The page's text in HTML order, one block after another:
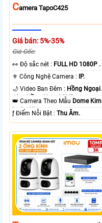
CAmera TapoC425
Giá bán: 5%-35%
Giá Gốc:
️👀 Độ sắc nét : FULL HD 1080P .
⚜️ Công Nghệ Camera :
IP.
🌙 Video Ban Đêm : Hồng Ngoại
10m Hồng Ngoại SMD.
👑 Camera Theo Mẫu Dome Kim
loại + Nhựa.
️ƒ Điểm Nỗi Bật :Thu Âm.